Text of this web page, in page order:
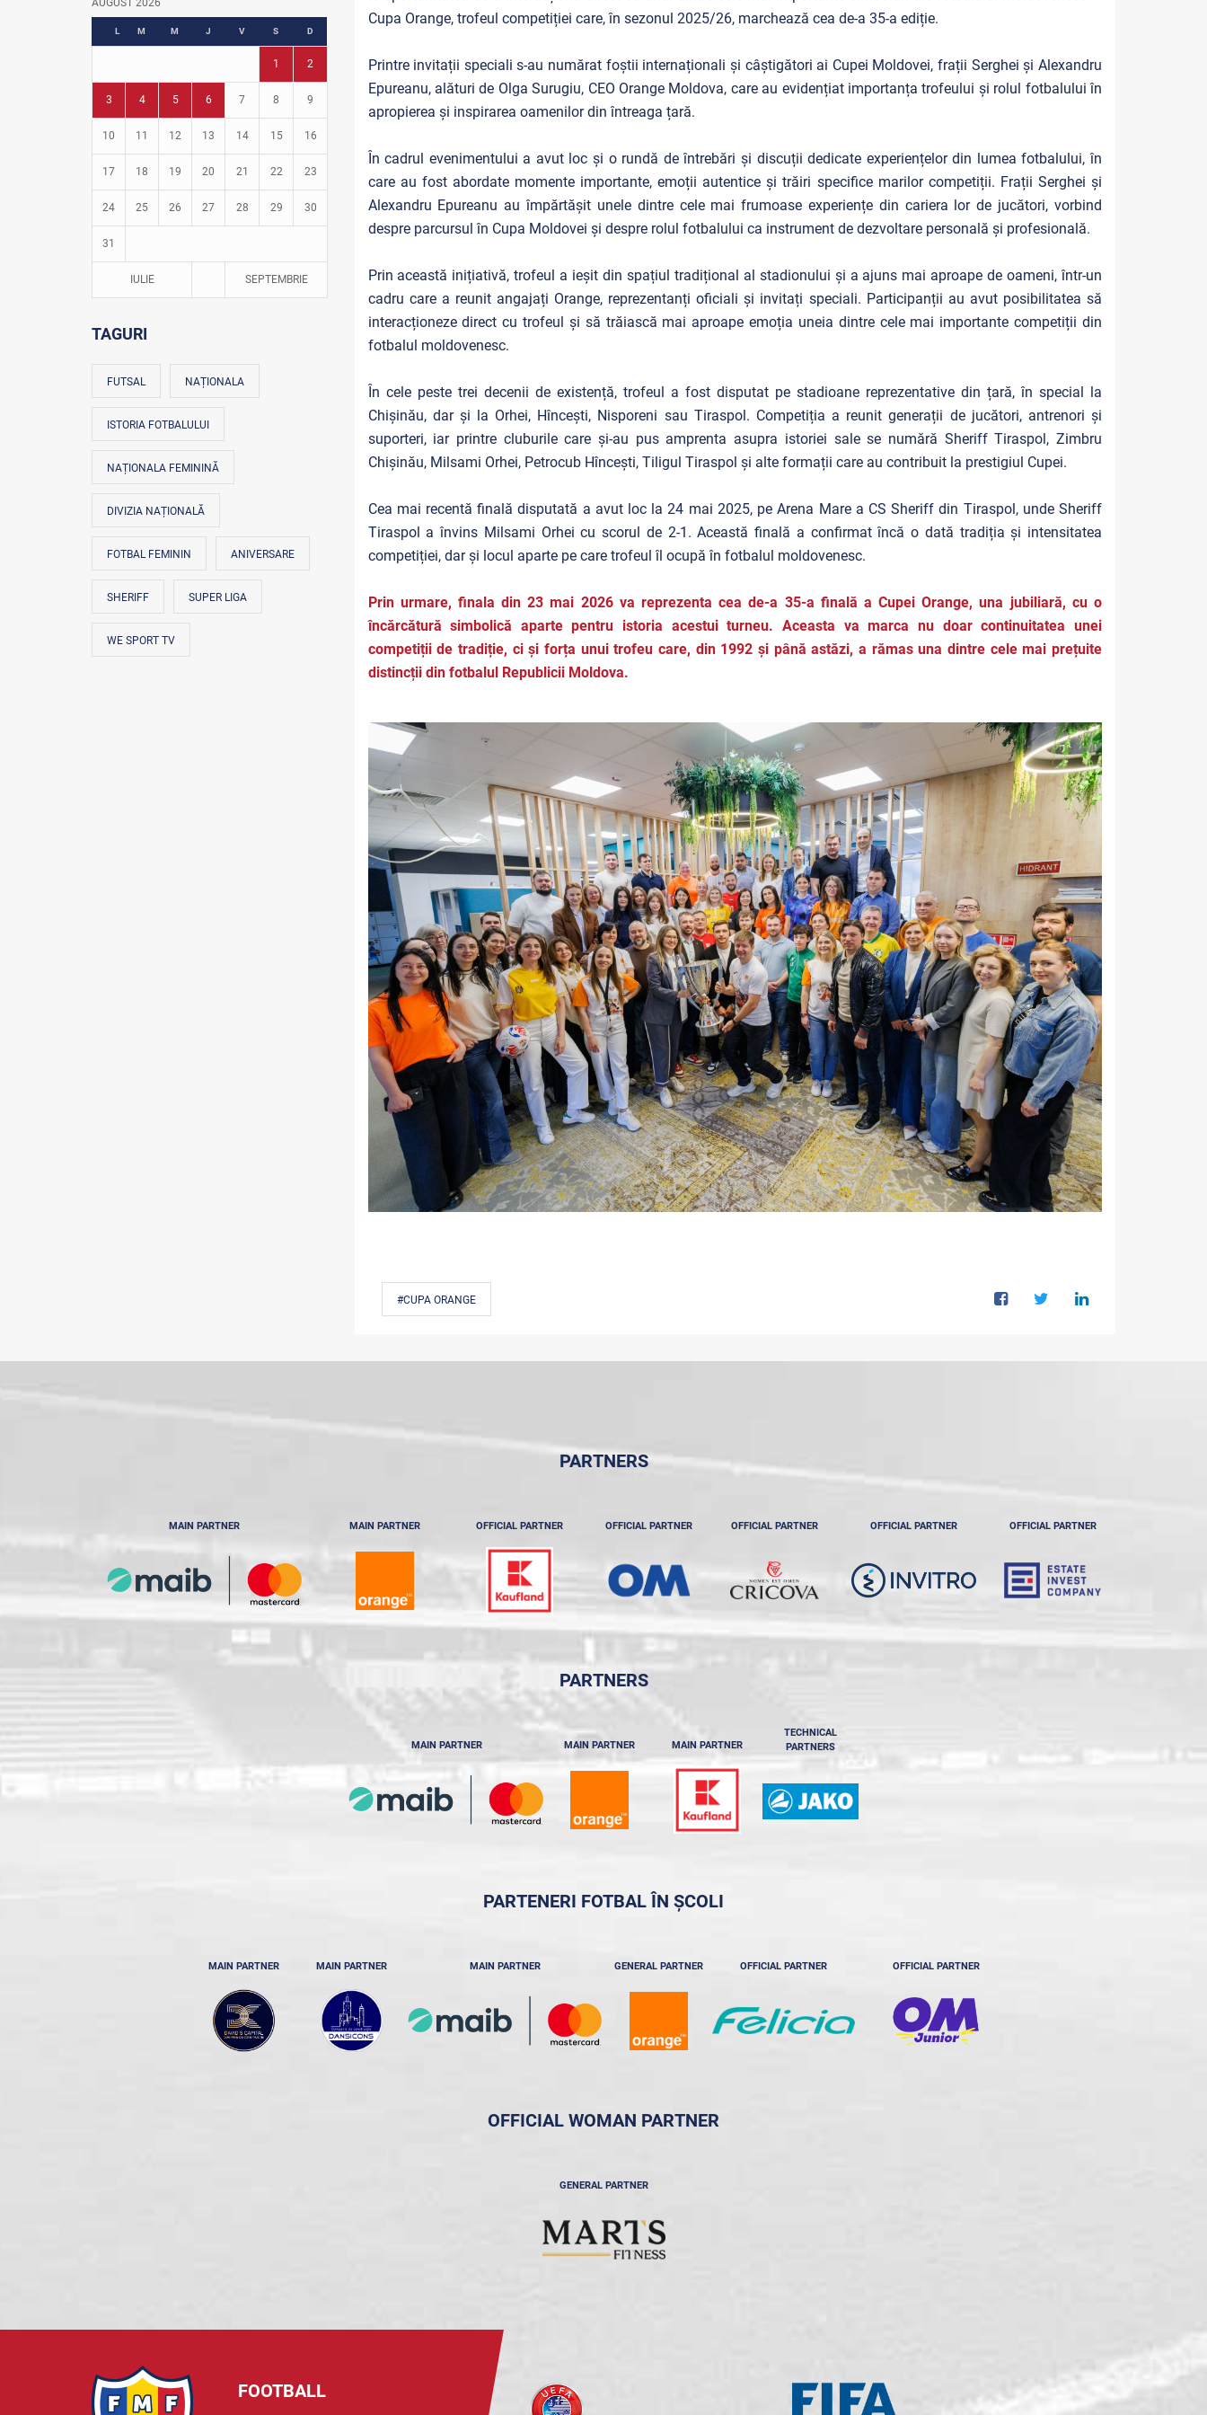
Fotbal în grădinițe
AUGUST 2026
L M M J V S D
1 2
3 4 5 6 7 8 9
10 11 12 13 14 15 16
17 18 19 20 21 22 23
24 25 26 27 28 29 30
31
IULIE SEPTEMBRIE
TAGURI
FUTSAL NAȚIONALA
ISTORIA FOTBALULUI
NAȚIONALA FEMININĂ
DIVIZIA NAȚIONALĂ
FOTBAL FEMININ ANIVERSARE
SHERIFF SUPER LIGA
WE SPORT TV
Cupa Orange, trofeul competiției care, în sezonul 2025/26, marchează cea de-a 35-a ediție.
Printre invitații speciali s-au numărat foștii internaționali și câștigători ai Cupei Moldovei, frații Serghei și Alexandru
Epureanu, alături de Olga Surugiu, CEO Orange Moldova, care au evidențiat importanța trofeului și rolul fotbalului în
apropierea și inspirarea oamenilor din întreaga țară.
În cadrul evenimentului a avut loc și o rundă de întrebări și discuții dedicate experiențelor din lumea fotbalului, în
care au fost abordate momente importante, emoții autentice și trăiri specifice marilor competiții. Frații Serghei și
Alexandru Epureanu au împărtășit unele dintre cele mai frumoase experiențe din cariera lor de jucători, vorbind
despre parcursul în Cupa Moldovei și despre rolul fotbalului ca instrument de dezvoltare personală și profesională.
Prin această inițiativă, trofeul a ieșit din spațiul tradițional al stadionului și a ajuns mai aproape de oameni, într-un
cadru care a reunit angajați Orange, reprezentanți oficiali și invitați speciali. Participanții au avut posibilitatea să
interacționeze direct cu trofeul și să trăiască mai aproape emoția uneia dintre cele mai importante competiții din
fotbalul moldovenesc.
În cele peste trei decenii de existență, trofeul a fost disputat pe stadioane reprezentative din țară, în special la
Chișinău, dar și la Orhei, Hîncești, Nisporeni sau Tiraspol. Competiția a reunit generații de jucători, antrenori și
suporteri, iar printre cluburile care și-au pus amprenta asupra istoriei sale se numără Sheriff Tiraspol, Zimbru
Chișinău, Milsami Orhei, Petrocub Hîncești, Tiligul Tiraspol și alte formații care au contribuit la prestigiul Cupei.
Cea mai recentă finală disputată a avut loc la 24 mai 2025, pe Arena Mare a CS Sheriff din Tiraspol, unde Sheriff
Tiraspol a învins Milsami Orhei cu scorul de 2-1. Această finală a confirmat încă o dată tradiția și intensitatea
competiției, dar și locul aparte pe care trofeul îl ocupă în fotbalul moldovenesc.
Prin urmare, finala din 23 mai 2026 va reprezenta cea de-a 35-a finală a Cupei Orange, una jubiliară, cu o
încărcătură simbolică aparte pentru istoria acestui turneu. Aceasta va marca nu doar continuitatea unei
competiții de tradiție, ci și forța unui trofeu care, din 1992 și până astăzi, a rămas una dintre cele mai prețuite
distincții din fotbalul Republicii Moldova.
#CUPA ORANGE
PARTNERS
MAIN PARTNER MAIN PARTNER OFFICIAL PARTNER OFFICIAL PARTNER OFFICIAL PARTNER OFFICIAL PARTNER OFFICIAL PARTNER
PARTNERS
MAIN PARTNER MAIN PARTNER MAIN PARTNER
TECHNICAL
PARTNERS
PARTENERI FOTBAL ÎN ȘCOLI
MAIN PARTNER MAIN PARTNER MAIN PARTNER GENERAL PARTNER OFFICIAL PARTNER OFFICIAL PARTNER
OFFICIAL WOMAN PARTNER
GENERAL PARTNER
FOOTBALL